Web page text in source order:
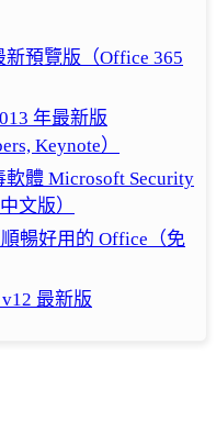
預覽版（Office 365
年最新版
Keynote）
體 Microsoft Security
文版）
暢好用的 Office（免
最新版